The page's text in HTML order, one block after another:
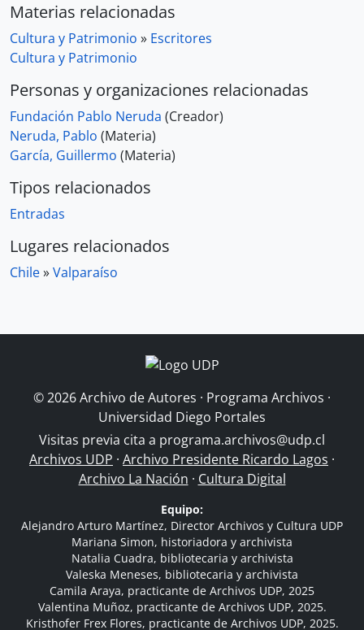
Materias relacionadas
Cultura y Patrimonio » Escritores
Cultura y Patrimonio
Personas y organizaciones relacionadas
Fundación Pablo Neruda (Creador)
Neruda, Pablo (Materia)
García, Guillermo (Materia)
Tipos relacionados
Entradas
Lugares relacionados
Chile»Valparaíso
© 2026 Archivo de Autores · Programa Archivos ·
Universidad Diego Portales
Visitas previa cita a programa.archivos@udp.cl
Archivos UDP · Archivo Presidente Ricardo Lagos ·
Archivo La Nación · Cultura Digital
Equipo:
Alejandro Arturo Martínez, Director Archivos y Cultura UDP
Mariana Simon, historiadora y archivista
Natalia Cuadra, bibliotecaria y archivista
Valeska Meneses, bibliotecaria y archivista
Camila Araya, practicante de Archivos UDP, 2025
Valentina Muñoz, practicante de Archivos UDP, 2025.
Kristhofer Frex Flores, practicante de Archivos UDP, 2025.